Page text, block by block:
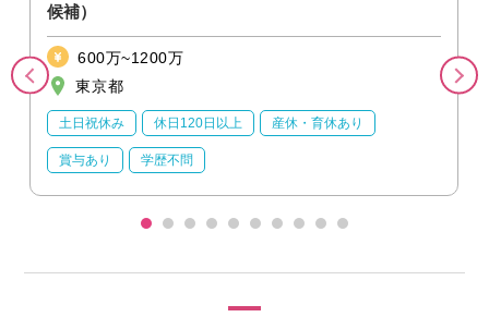
候補）
600万~1200万
東京都
土日祝休み 休日120日以上 産休・育休あり
賞与あり 学歴不問